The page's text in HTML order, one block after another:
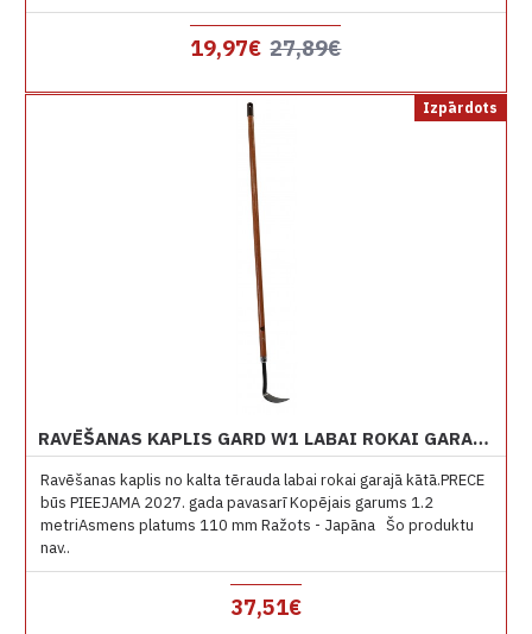
19,97€ 27,89€
Izpārdots
RAVĒŠANAS KAPLIS GARD W1 LABAI ROKAI GARAJĀ KĀTĀ
Ravēšanas kaplis no kalta tērauda labai rokai garajā kātā.PRECE
būs PIEEJAMA 2027. gada pavasarī Kopējais garums 1.2
metriAsmens platums 110 mm Ražots - Japāna Šo produktu
nav..
37,51€